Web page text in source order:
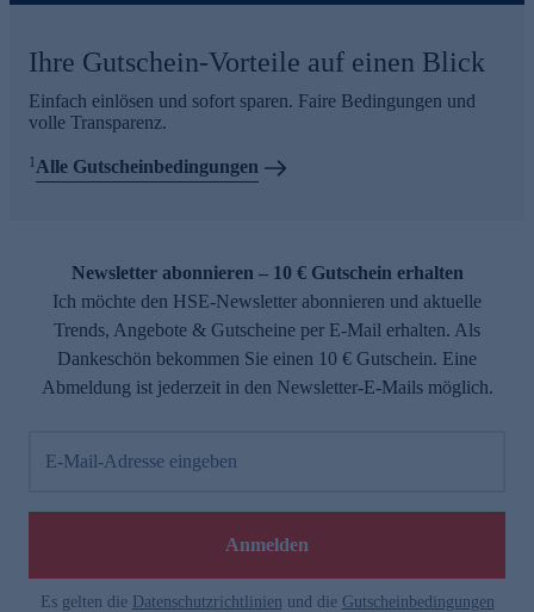
Ihre Gutschein-Vorteile auf einen Blick
Einfach einlösen und sofort sparen. Faire Bedingungen und
volle Transparenz.
1Alle Gutscheinbedingungen
Newsletter abonnieren – 10 € Gutschein erhalten
Ich möchte den HSE-Newsletter abonnieren und aktuelle
Trends, Angebote & Gutscheine per E-Mail erhalten. Als
Dankeschön bekommen Sie einen 10 € Gutschein. Eine
Abmeldung ist jederzeit in den Newsletter-E-Mails möglich.
E-Mail-Adresse eingeben
Anmelden
Es gelten die Datenschutzrichtlinien und die Gutscheinbedingungen